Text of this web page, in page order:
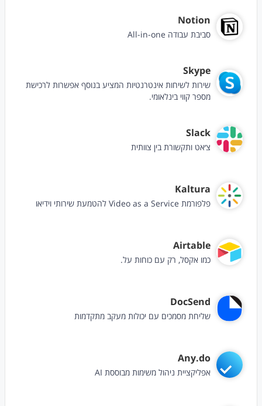
Notion
סביבת עבודה All-in-one
Skype
שירות לשיחות אינטרנטיות המציע בנוסף אפשרות לרכישת
מספר קווי בינלאומי.
Slack
צ׳אט ותקשורת בין צוותית
Kaltura
פלפורמת Video as a Service להטמעת שירותי וידיאו
Airtable
כמו אקסל, רק עם כוחות על.
DocSend
שליחת מסמכים עם יכולות מעקב מתקדמות
Any.do
אפליקציית ניהול משימות מבוססת AI